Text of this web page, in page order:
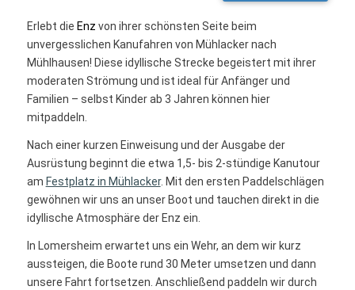
Erlebt die Enz von ihrer schönsten Seite beim
unvergesslichen Kanufahren von Mühlacker nach
Mühlhausen! Diese idyllische Strecke begeistert mit ihrer
moderaten Strömung und ist ideal für Anfänger und
Familien – selbst Kinder ab 3 Jahren können hier
mitpaddeln.
Nach einer kurzen Einweisung und der Ausgabe der
Ausrüstung beginnt die etwa 1,5- bis 2-stündige Kanutour
am Festplatz in Mühlacker. Mit den ersten Paddelschlägen
gewöhnen wir uns an unser Boot und tauchen direkt in die
idyllische Atmosphäre der Enz ein.
In Lomersheim erwartet uns ein Wehr, an dem wir kurz
aussteigen, die Boote rund 30 Meter umsetzen und dann
unsere Fahrt fortsetzen. Anschließend paddeln wir durch